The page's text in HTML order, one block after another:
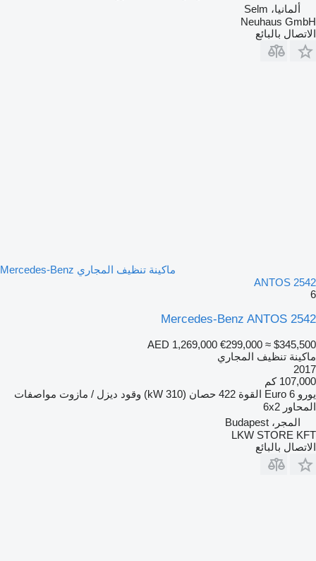
ألمانيا، Selm
Neuhaus GmbH
الاتصال بالبائع
ماكينة تنظيف المجاري Mercedes-Benz
ANTOS 2542
6
Mercedes-Benz ANTOS 2542
AED 1,269,000 €299,000 ≈ $345,500
ماكينة تنظيف المجاري
2017
107,000 كم
يورو Euro 6 القوة 422 حصان (310 kW) وقود ديزل / مازوت مواصفات
المحاور 6x2
المجر، Budapest
LKW STORE KFT
الاتصال بالبائع